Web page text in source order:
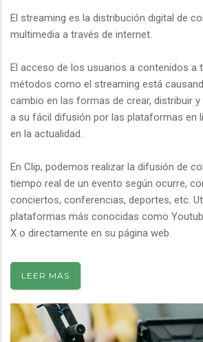
El streaming es la distribución digital de
multimedia a través de internet.
El acceso de los usuarios a contenidos a
métodos como el streaming está
cambio en las formas de crear, distribuir y
a su fácil difusión por las plataformas en
en la actualidad.
En Clip, podemos realizar la difusión de
tiempo real de un evento según ocurre,
conciertos, conferencias, deportes, etc.
plataformas más conocidas como
X o directamente en su página web.
LEER MÁS